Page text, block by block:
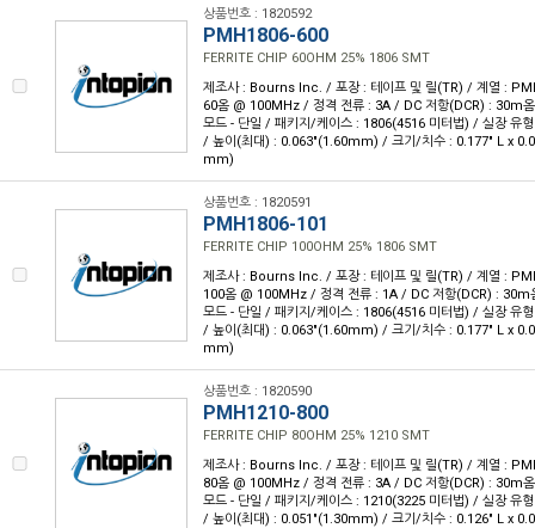
상품번호 : 1820592
PMH1806-600
FERRITE CHIP 60OHM 25% 1806 SMT
제조사 : Bourns Inc. / 포장 : 테이프 및 릴(TR) / 계열 :
60옴 @ 100MHz / 정격 전류 : 3A / DC 저항(DCR) : 30m
모드 - 단일 / 패키지/케이스 : 1806(4516 미터법) / 실장 유
/ 높이(최대) : 0.063"(1.60mm) / 크기/치수 : 0.177" L x
mm)
상품번호 : 1820591
PMH1806-101
FERRITE CHIP 100OHM 25% 1806 SMT
제조사 : Bourns Inc. / 포장 : 테이프 및 릴(TR) / 계열 :
100옴 @ 100MHz / 정격 전류 : 1A / DC 저항(DCR) : 30m
모드 - 단일 / 패키지/케이스 : 1806(4516 미터법) / 실장 유
/ 높이(최대) : 0.063"(1.60mm) / 크기/치수 : 0.177" L x
mm)
상품번호 : 1820590
PMH1210-800
FERRITE CHIP 80OHM 25% 1210 SMT
제조사 : Bourns Inc. / 포장 : 테이프 및 릴(TR) / 계열 :
80옴 @ 100MHz / 정격 전류 : 3A / DC 저항(DCR) : 30m
모드 - 단일 / 패키지/케이스 : 1210(3225 미터법) / 실장 유
/ 높이(최대) : 0.051"(1.30mm) / 크기/치수 : 0.126" L x